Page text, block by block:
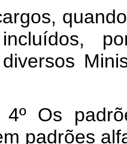
quando
4º Os
padrões